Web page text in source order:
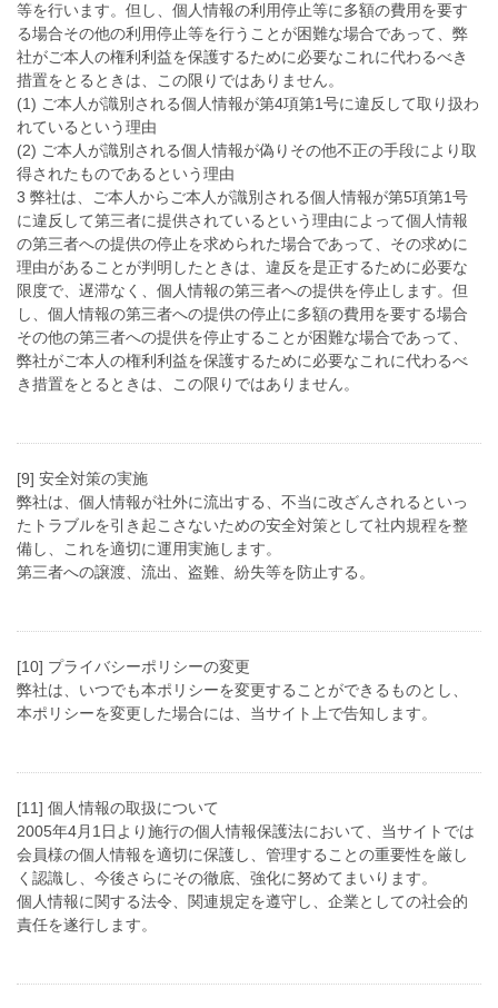
等を行います。但し、個人情報の利用停止等に多額の費用を要す
る場合その他の利用停止等を行うことが困難な場合であって、弊
社がご本人の権利利益を保護するために必要なこれに代わるべき
措置をとるときは、この限りではありません。
(1) ご本人が識別される個人情報が第4項第1号に違反して取り扱わ
れているという理由
(2) ご本人が識別される個人情報が偽りその他不正の手段により取
得されたものであるという理由
3 弊社は、ご本人からご本人が識別される個人情報が第5項第1号
に違反して第三者に提供されているという理由によって個人情報
の第三者への提供の停止を求められた場合であって、その求めに
理由があることが判明したときは、違反を是正するために必要な
限度で、遅滞なく、個人情報の第三者への提供を停止します。但
し、個人情報の第三者への提供の停止に多額の費用を要する場合
その他の第三者への提供を停止することが困難な場合であって、
弊社がご本人の権利利益を保護するために必要なこれに代わるべ
き措置をとるときは、この限りではありません。
[9] 安全対策の実施
弊社は、個人情報が社外に流出する、不当に改ざんされるといっ
たトラブルを引き起こさないための安全対策として社内規程を整
備し、これを適切に運用実施します。
第三者への譲渡、流出、盗難、紛失等を防止する。
[10] プライバシーポリシーの変更
弊社は、いつでも本ポリシーを変更することができるものとし、
本ポリシーを変更した場合には、当サイト上で告知します。
[11] 個人情報の取扱について
2005年4月1日より施行の個人情報保護法において、当サイトでは
会員様の個人情報を適切に保護し、管理することの重要性を厳し
く認識し、今後さらにその徹底、強化に努めてまいります。
個人情報に関する法令、関連規定を遵守し、企業としての社会的
責任を遂行します。